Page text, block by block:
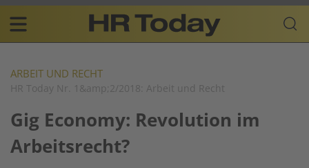
Skip
content
Plattform
für
Resources
navigation
DE
ARBEIT UND RECHT
HR Today Nr. 1&amp;2/2018: Arbeit und Recht
Gig Economy: Revolution im
Arbeitsrecht?